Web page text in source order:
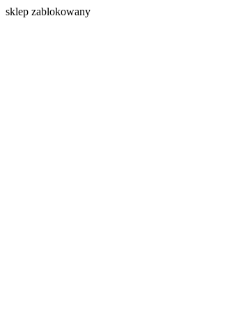
sklep zablokowany